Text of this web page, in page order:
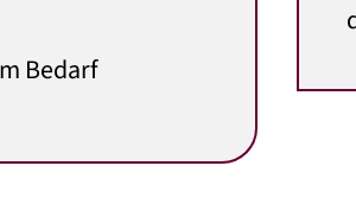
Bedarf